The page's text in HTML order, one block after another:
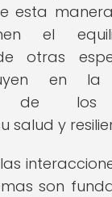
esta
el
otras
en la
de los
salud y
son